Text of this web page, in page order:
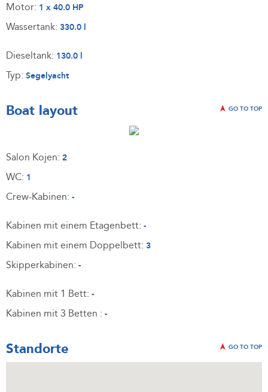
Motor: 1 x 40.0 HP
Wassertank: 330.0 l
Dieseltank: 130.0 l
Typ: Segelyacht
Boat layout GO TO TOP
Salon Kojen: 2
WC: 1
Crew-Kabinen: -
Kabinen mit einem Etagenbett: -
Kabinen mit einem Doppelbett: 3
Skipperkabinen: -
Kabinen mit 1 Bett: -
Kabinen mit 3 Betten : -
Standorte GO TO TOP